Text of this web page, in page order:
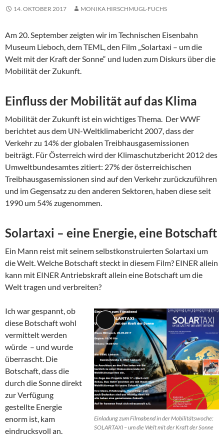
14. OKTOBER 2017 MONIKA HIRSCHMUGL-FUCHS
Am 20. September zeigten wir im Technischen Eisenbahn
Museum Lieboch, dem TEML, den Film „Solartaxi – um die
Welt mit der Kraft der Sonne“ und luden zum Diskurs über die
Mobilität der Zukunft.
Einfluss der Mobilität auf das Klima
Mobilität der Zukunft ist ein wichtiges Thema. Der WWF
berichtet aus dem UN-Weltklimabericht 2007, dass der
Verkehr zu 14% der globalen Treibhausgasemissionen
beiträgt. Für Österreich wird der Klimaschutzbericht 2012 des
Umweltbundesamtes zitiert: 27% der österreichischen
Treibhausgasemissionen sind auf den Verkehr zurückzuführen
und im Gegensatz zu den anderen Sektoren, haben diese seit
1990 um 54% zugenommen.
Solartaxi – eine Energie, eine Botschaft
Ein Mann reist mit seinem selbstkonstruierten Solartaxi um
die Welt. Welche Botschaft steckt in diesem Film? EINER allein
kann mit EINER Antriebskraft allein eine Botschaft um die
Welt tragen und verbreiten?
Lange
Beschreibung
Einladung zum Filmabend in der Mobilitätswoche:
SOLARTAXI – um die Welt mit der Kraft der Sonne
Ich war gespannt, ob
diese Botschaft wohl
vermittelt werden
würde – und wurde
überrascht. Die
Botschaft, dass die
durch die Sonne direkt
zur Verfügung
gestellte Energie
enorm ist, kam
eindrucksvoll an.